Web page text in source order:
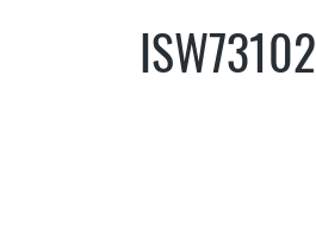
ISW73102